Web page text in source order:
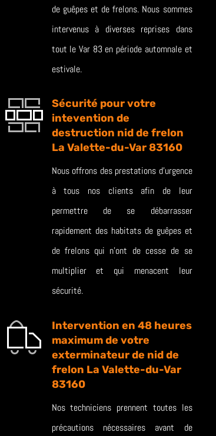
de guêpes et de frelons. Nous sommes
intervenus à diverses reprises dans
tout le Var 83 en période automnale et
estivale.
Sécurité pour votre
intevention de
destruction nid de frelon
La Valette-du-Var 83160
Nous offrons des prestations d’urgence
à tous nos clients afin de leur
permettre de se débarrasser
rapidement des habitats de guêpes et
de frelons qui n’ont de cesse de se
multiplier et qui menacent leur
sécurité.
Intervention en 48 heures
maximum de votre
exterminateur de nid de
frelon La Valette-du-Var
83160
Nos techniciens prennent toutes les
précautions nécessaires avant de